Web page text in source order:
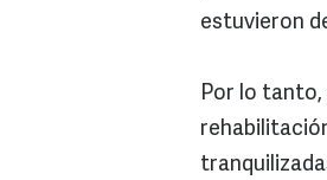
estuvieron
Por lo tanto,